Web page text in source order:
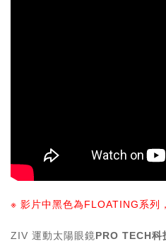
※ 影片中黑色為FLOATING系列
ZIV 運動太陽眼鏡PRO TECH科